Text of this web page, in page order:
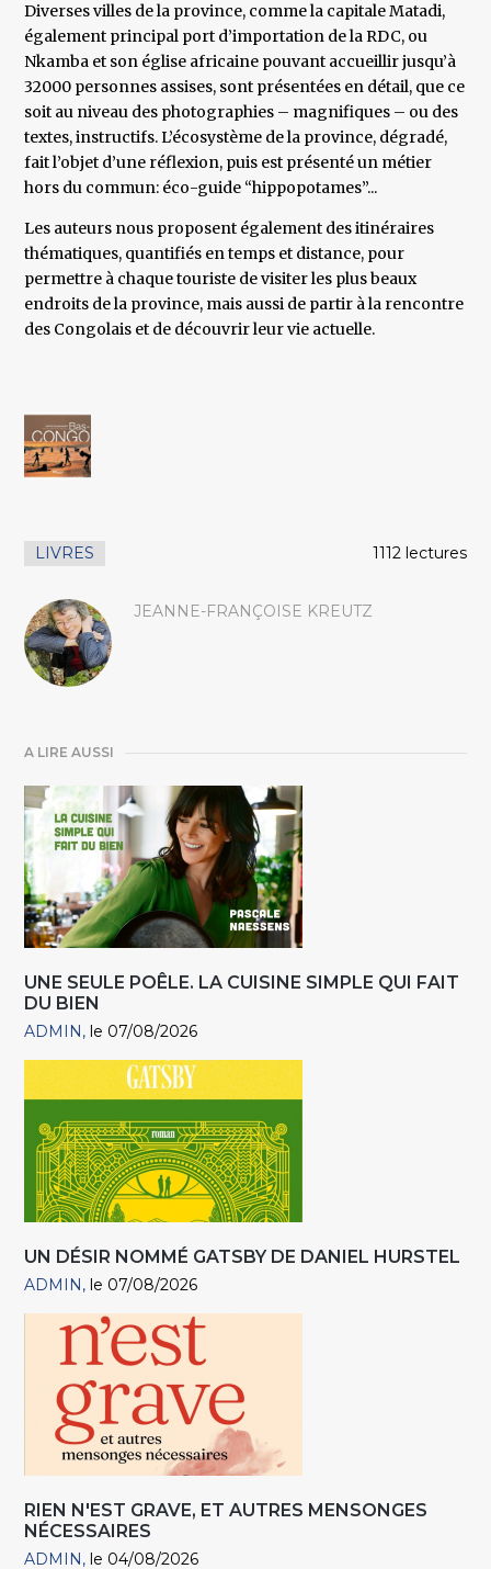
Diverses villes de la province, comme la capitale Matadi,
également principal port d’importation de la RDC, ou
Nkamba et son église africaine pouvant accueillir jusqu’à
32000 personnes assises, sont présentées en détail, que ce
soit au niveau des photographies – magnifiques – ou des
textes, instructifs. L’écosystème de la province, dégradé,
fait l’objet d’une réflexion, puis est présenté un métier
hors du commun: éco-guide “hippopotames”...
Les auteurs nous proposent également des itinéraires
thématiques, quantifiés en temps et distance, pour
permettre à chaque touriste de visiter les plus beaux
endroits de la province, mais aussi de partir à la rencontre
des Congolais et de découvrir leur vie actuelle.
LIVRES 1112 lectures
JEANNE-FRANÇOISE KREUTZ
A LIRE AUSSI
UNE SEULE POÊLE. LA CUISINE SIMPLE QUI FAIT
DU BIEN
ADMIN le 07/08/2026
UN DÉSIR NOMMÉ GATSBY DE DANIEL HURSTEL
ADMIN le 07/08/2026
RIEN N'EST GRAVE, ET AUTRES MENSONGES
NÉCESSAIRES
ADMIN le 04/08/2026